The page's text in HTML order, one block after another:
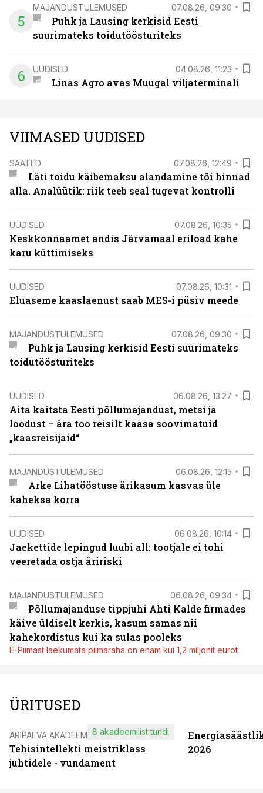
5
MAJANDUSTULEMUSED 07.08.26, 09:30
Puhk ja Lausing kerkisid Eesti
suurimateks toidutöösturiteks
6 UUDISED 04.08.26, 11:23
Linas Agro avas Muugal viljaterminali
VIIMASED UUDISED
SAATED 07.08.26, 12:49
Läti toidu käibemaksu alandamine tõi hinnad
alla. Analüütik: riik teeb seal tugevat kontrolli
UUDISED 07.08.26, 10:35
Keskkonnaamet andis Järvamaal eriload kahe
karu küttimiseks
UUDISED 07.08.26, 10:31
Eluaseme kaaslaenust saab MES-i püsiv meede
MAJANDUSTULEMUSED 07.08.26, 09:30
Puhk ja Lausing kerkisid Eesti suurimateks
toidutöösturiteks
UUDISED 06.08.26, 13:27
Aita kaitsta Eesti põllumajandust, metsi ja
loodust – ära too reisilt kaasa soovimatuid
„kaasreisijaid“
MAJANDUSTULEMUSED 06.08.26, 12:15
Arke Lihatööstuse ärikasum kasvas üle
kaheksa korra
UUDISED 06.08.26, 10:14
Jaekettide lepingud luubi all: tootjale ei tohi
veeretada ostja äririski
MAJANDUSTULEMUSED 06.08.26, 09:34
Põllumajanduse tippjuhi Ahti Kalde firmades
käive üldiselt kerkis, kasum samas nii
kahekordistus kui ka sulas pooleks
E-Piimast laekumata piimaraha on enam kui 1,2 miljonit eurot
ÜRITUSED
ÄRIPÄEVA AKADEEMIA
Tehisintellekti meistriklass
juhtidele - vundament
8 akadeemilist tundi
2026